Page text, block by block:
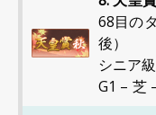
68目の
後）
シニア級
G1 – 芝